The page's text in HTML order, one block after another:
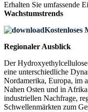
Erhalten Sie umfassende
Wachstumstrends
Kostenloses
Regionaler Ausblick
Der
eine unterschiedliche
Nordamerika, Europa, im
Nahen Osten und in
industriellen Nachfrage,
Schwellenmärkten zum